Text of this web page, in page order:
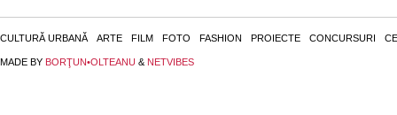
CULTURĂ URBANĂ ARTE FILM FOTO FASHION PROIECTE CONCURSURI
MADE BY BORŢUN•OLTEANU & NETVIBES